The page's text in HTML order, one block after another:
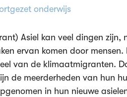
onderwijs
Asiel kan veel dingen zijn,
ervan komen door
van de klimaatmigranten.
de meerderheden van hun
in hun nieuwe